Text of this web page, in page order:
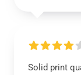
Solid print